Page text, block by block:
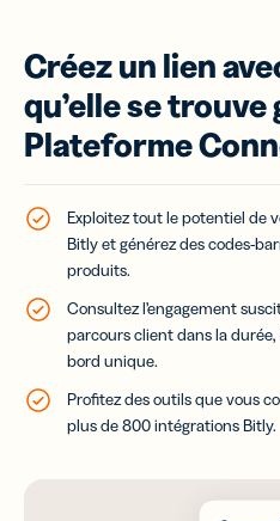
Créez un lien
qu’elle se trouve
Plateforme
Exploitez tout le potentiel de
Bitly et générez des codes-
produits.
Consultez l’engagement
parcours client dans la
bord unique.
Profitez des outils que vous
plus de 800 intégrations Bitly.